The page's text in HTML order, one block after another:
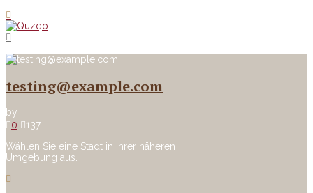
testing@example.com
by
0
137
Wählen Sie eine Stadt in Ihrer näheren
Umgebung aus.